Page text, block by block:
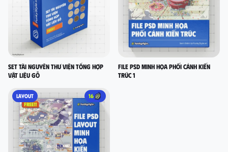
Set Tài nguyên thư viện tổng hợp
vật liệu gỗ
FILE PSD MINH HỌA PHỐI CẢNH KIẾN
TRÚC 1
LAYOUT 16